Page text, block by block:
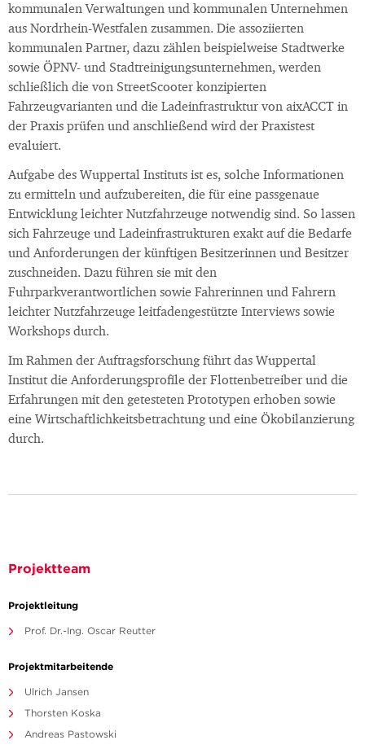
kommunalen Verwaltungen und kommunalen Unternehmen
aus Nordrhein-Westfalen zusammen. Die assoziierten
kommunalen Partner, dazu zählen beispielweise Stadtwerke
sowie ÖPNV- und Stadtreinigungsunternehmen, werden
schließlich die von StreetScooter konzipierten
Fahrzeugvarianten und die Ladeinfrastruktur von aixACCT in
der Praxis prüfen und anschließend wird der Praxistest
evaluiert.
Aufgabe des Wuppertal Instituts ist es, solche Informationen
zu ermitteln und aufzubereiten, die für eine passgenaue
Entwicklung leichter Nutzfahrzeuge notwendig sind. So lassen
sich Fahrzeuge und Ladeinfrastrukturen exakt auf die Bedarfe
und Anforderungen der künftigen Besitzerinnen und Besitzer
zuschneiden. Dazu führen sie mit den
Fuhrparkverantwortlichen sowie Fahrerinnen und Fahrern
leichter Nutzfahrzeuge leitfadengestützte Interviews sowie
Workshops durch.
Im Rahmen der Auftragsforschung führt das Wuppertal
Institut die Anforderungsprofile der Flottenbetreiber und die
Erfahrungen mit den getesteten Prototypen erhoben sowie
eine Wirtschaftlichkeitsbetrachtung und eine Ökobilanzierung
durch.
Projektteam
Projektleitung
Prof. Dr.-Ing. Oscar Reutter
Projektmitarbeitende
Ulrich Jansen
Thorsten Koska
Andreas Pastowski